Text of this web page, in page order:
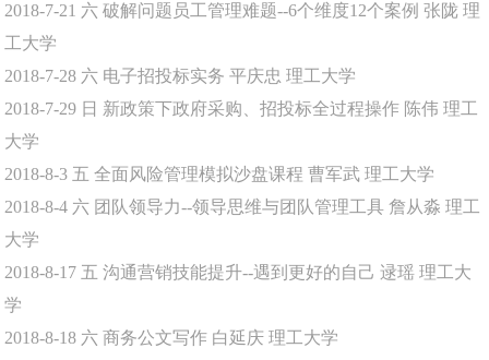
2018-7-21 六 破解问题员工管理难题--6个维度12个案例 张陇理
工大学
2018-7-28 六 电子招投标实务 平庆忠 理工大学
2018-7-29 日 新政策下政府采购、招投标全过程操作 陈伟 理工
大学
2018-8-3 五 全面风险管理模拟沙盘课程 曹军武 理工大学
2018-8-4 六 团队领导力--领导思维与团队管理工具 詹从淼 理工
大学
2018-8-17 五 沟通营销技能提升--遇到更好的自己 逯瑶 理工大
学
2018-8-18 六 商务公文写作 白延庆 理工大学